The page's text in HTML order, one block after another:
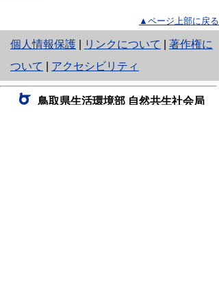
▲ページ上部に戻る
個人情報保護
と
り
ネ
リンクについて
著作権に
ついて
アクセシビリティ
鳥取県生活環境部 自然共生社会局